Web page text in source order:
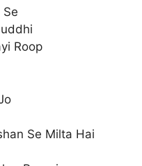
Roop
Se Milta Hai